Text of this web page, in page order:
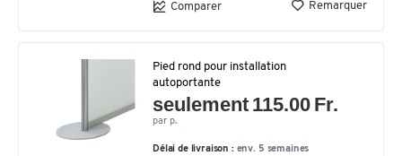
Comparer Remarquer
Pied rond pour installation
autoportante
seulement 115.00 Fr.
par p.
Délai de livraison : env. 5 semaines